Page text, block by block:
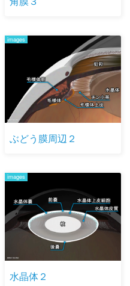
images
ぶどう膜周辺２
images
水晶体２